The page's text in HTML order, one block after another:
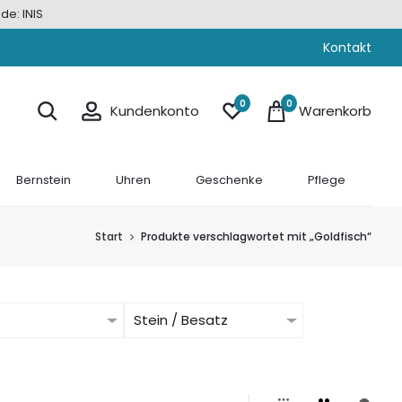
INIS
Kontakt
Kundenkonto 0 0 Warenkorb
Bernstein Uhren Geschenke Pflege
Start Produkte verschlagwortet mit „Goldfisch“
Stein / Besatz